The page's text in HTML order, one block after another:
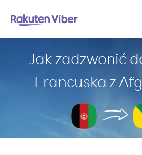
Jak zadzwonić
Francuska z